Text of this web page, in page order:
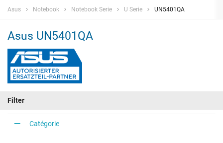
Asus Notebook Notebook Serie U Serie UN5401QA
Asus UN5401QA
Filter
Catégorie